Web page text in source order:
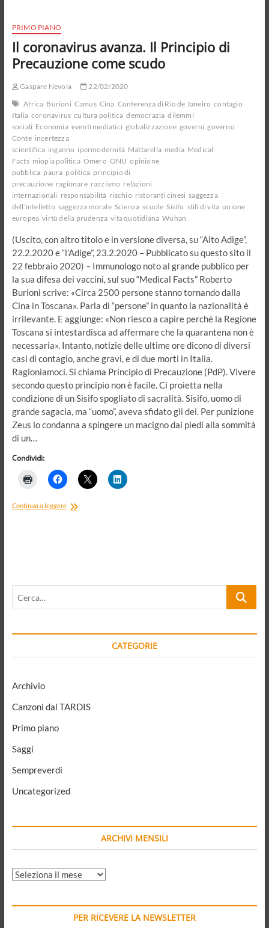
ma
Carta
PRIMO PIANO
Il coronavirus avanza. Il Principio di
Precauzione come scudo
Gaspare Nevola
22/02/2020
Africa Burioni Camus Cina Conferenza di Rio de Janeiro contagio
Italia coronavirus cultura politica democrazia dilemmi
sociali Economia eventi mediatici globalizzazione governi governo
Conte incertezza
scientifica inganno ipermodernità Mattarella media Medical
Facts miopia politica Omero ONU opinione
pubblica paura politica principio di
precauzione ragionare razzismo relazioni
internazionali responsabilità rischio ristoranti cinesi saggezza
dell'intelletto saggezza morale Scienza scuole Sisifo stili di vita unione
europea virtù della prudenza vita quotidiana Wuhan
(Uscito, con altro titolo e in versione diversa, su “Alto Adige”,
22.2.2020 e “l’Adige”, 23.2.2020 – Pubblicato su questo sito il
22 febbraio 2020) – Immunologo noto al grande pubblico per
la sua difesa dei vaccini, sul suo “Medical Facts” Roberto
Burioni scrive: «Circa 2500 persone stanno tornando dalla
Cina in Toscana». Parla di “persone” in quanto la nazionalità è
irrilevante. E aggiunge: «Non riesco a capire perché la Regione
Toscana si intestardisca ad affermare che la quarantena non è
necessaria». Intanto, notizie delle ultime ore dicono di diversi
casi di contagio, anche gravi, e di due morti in Italia.
Ragioniamoci. Si chiama Principio di Precauzione (PdP). Vivere
secondo questo principio non è facile. Ci proietta nella
condizione di un Sisifo spogliato di sacralità. Sisifo, uomo di
grande sagacia, ma “uomo”, aveva sfidato gli dei. Per punizione
Zeus lo condanna a spingere un macigno dai piedi alla sommità
di un…
Condividi:
Continua a leggereIl
Cerca…
CATEGORIE
Archivio
Canzoni dal TARDIS
Primo piano
Saggi
Sempreverdi
Uncategorized
ARCHIVI MENSILI
ARCHIVI
PER RICEVERE LA NEWSLETTER